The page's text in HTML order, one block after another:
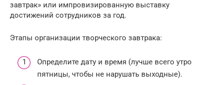
завтрак» или импровизированную выставку
достижений сотрудников за год.
Этапы организации творческого завтрака:
Определите дату и время (лучше всего утро
пятницы, чтобы не нарушать выходные).